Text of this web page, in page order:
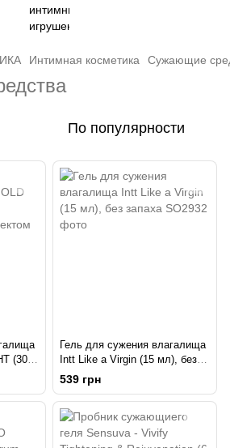
Интимная косметика Сужающие
По популярности
(30
Гель для сужения влагалища
Intt Like a Virgin (15 мл), без
запаха
539 грн